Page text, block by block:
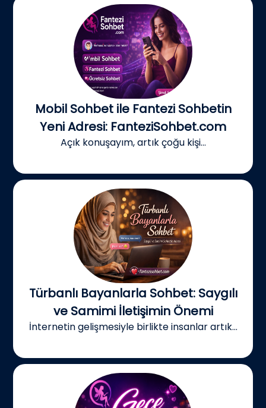
Mobil Sohbet ile Fantezi Sohbetin
Yeni Adresi: FanteziSohbet.com
Açık konuşayım, artık çoğu kişi...
Türbanlı Bayanlarla Sohbet: Saygılı
ve Samimi İletişimin Önemi
İnternetin gelişmesiyle birlikte insanlar artık...